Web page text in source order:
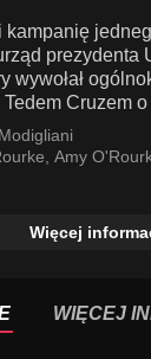
kampanię
prezydenta
wywołał
Cruzem
, Amy
Więcej
WIĘCEJ